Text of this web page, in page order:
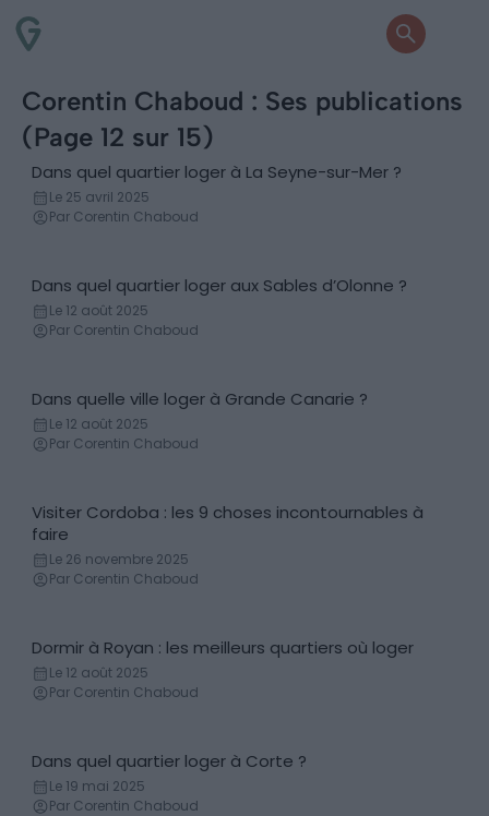
Corentin Chaboud : Ses publications
(Page 12 sur 15)
Conseils logement
Dans quel quartier loger à La Seyne-sur-Mer ?
Le 25 avril 2025
Par Corentin Chaboud
Conseils logement
Dans quel quartier loger aux Sables d’Olonne ?
Le 12 août 2025
Par Corentin Chaboud
Conseils logement
Dans quelle ville loger à Grande Canarie ?
Le 12 août 2025
Par Corentin Chaboud
Incontournables
Visiter Cordoba : les 9 choses incontournables à
faire
Le 26 novembre 2025
Par Corentin Chaboud
Conseils logement
Dormir à Royan : les meilleurs quartiers où loger
Le 12 août 2025
Par Corentin Chaboud
Conseils logement
Dans quel quartier loger à Corte ?
Le 19 mai 2025
Par Corentin Chaboud